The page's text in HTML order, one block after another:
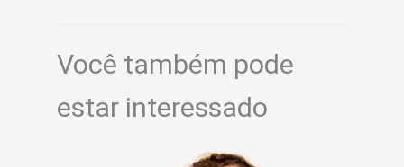
Você também pode
estar interessado